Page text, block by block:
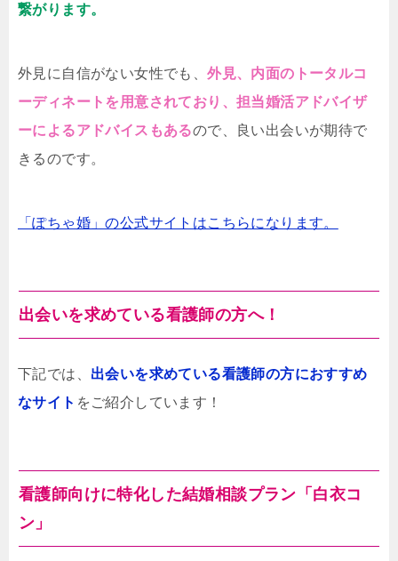
繋がります。
外見に自信がない女性でも、外見、内面のトータルコ
ーディネートを用意されており、担当婚活アドバイザ
ーによるアドバイスもあるので、良い出会いが期待で
きるのです。
「ぽちゃ婚」の公式サイトはこちらになります。
出会いを求めている看護師の方へ！
下記では、 出会いを求めている看護師の方におすすめ
なサイト をご紹介しています！
看護師向けに特化した結婚相談プラン「白衣コ
ン」